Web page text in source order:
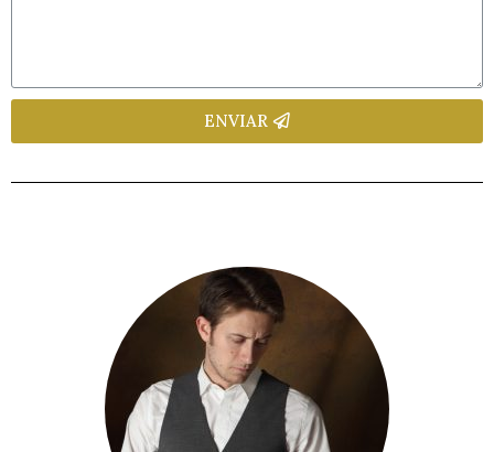
ENVIAR